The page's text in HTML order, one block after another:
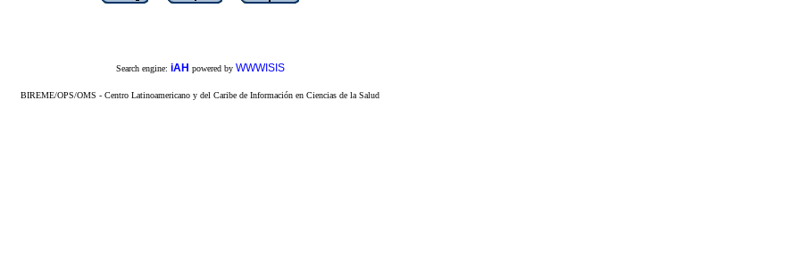
Search engine: iAH powered by WWWISIS
BIREME/OPS/OMS - Centro Latinoamericano y del Caribe de Información en Ciencias de la Salud